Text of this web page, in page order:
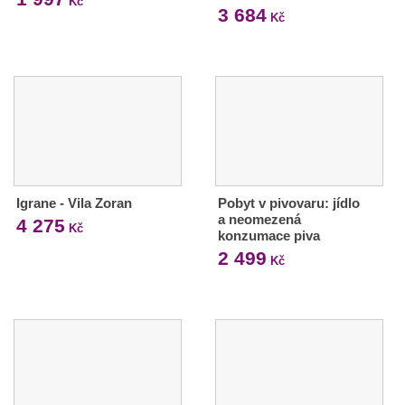
3 684Kč
Igrane - Vila Zoran
4 275 Kč
Pobyt v pivovaru: jídlo
a neomezená
konzumace piva
2 499 Kč